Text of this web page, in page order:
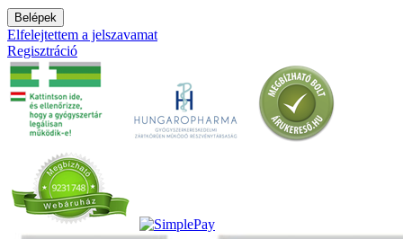
Belépek
Elfelejtettem a jelszavamat
Regisztráció